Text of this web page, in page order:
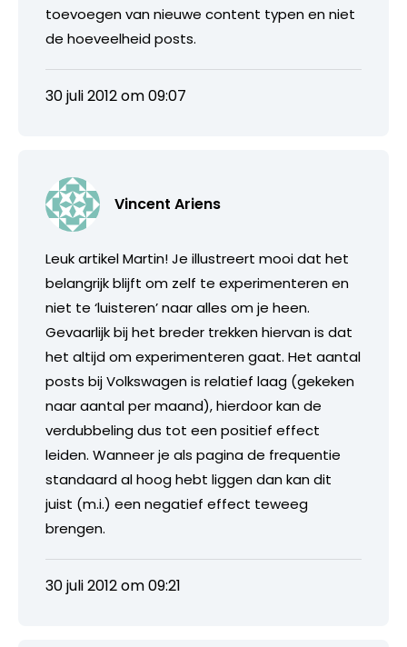
toevoegen van nieuwe content typen en niet
de hoeveelheid posts.
30 juli 2012 om 09:07
Vincent Ariens
Leuk artikel Martin! Je illustreert mooi dat het
belangrijk blijft om zelf te experimenteren en
niet te ‘luisteren’ naar alles om je heen.
Gevaarlijk bij het breder trekken hiervan is dat
het altijd om experimenteren gaat. Het aantal
posts bij Volkswagen is relatief laag (gekeken
naar aantal per maand), hierdoor kan de
verdubbeling dus tot een positief effect
leiden. Wanneer je als pagina de frequentie
standaard al hoog hebt liggen dan kan dit
juist (m.i.) een negatief effect teweeg
brengen.
30 juli 2012 om 09:21